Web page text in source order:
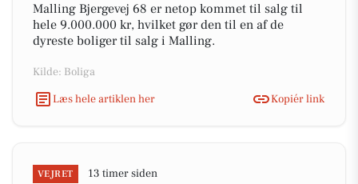
Malling Bjergevej 68 er netop kommet til salg til
hele 9.000.000 kr, hvilket gør den til en af de
dyreste boliger til salg i Malling.
Kilde: Boliga
Læs hele artiklen her
Kopiér link
VEJRET 13 timer siden